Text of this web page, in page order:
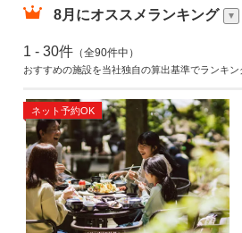
8月 にオススメランキング
1 - 30件 （全90件中）
おすすめの施設を当社独自の算出基準でランキン
ネット予約OK